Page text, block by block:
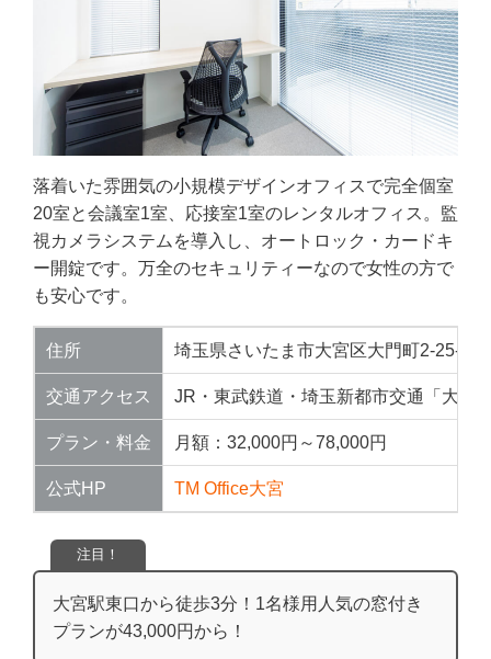
落着いた雰囲気の小規模デザインオフィスで完全個室
20室と会議室1室、応接室1室のレンタルオフィス。監
視カメラシステムを導入し、オートロック・カードキ
ー開錠です。万全のセキュリティーなので女性の方で
も安心です。
住所 埼玉県さいたま市大宮区大門町2-25-11
交通アクセス JR・東武鉄道・埼玉新都市交通「大宮
プラン・料金 月額：32,000円～78,000円
公式HP TM Office大宮
注目！
大宮駅東口から徒歩3分！1名様用人気の窓付き
プランが43,000円から！